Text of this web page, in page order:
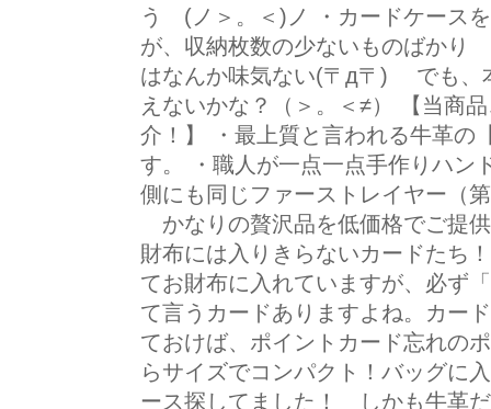
う (ノ＞。＜)ノ ・カードケース
が、収納枚数の少ないものばか
はなんか味気ない(〒д〒) でも、
えないかな？（＞。＜≠） 【当商
介！】 ・最上質と言われる牛革の
す。 ・職人が一点一点手作りハン
側にも同じファーストレイヤー（
かなりの贅沢品を低価格でご
財布には入りきらないカードたち
てお財布に入れていますが、必ず
て言うカードありますよね。カー
ておけば、ポイントカード忘れの
らサイズでコンパクト！バッグに
ース探してました！ しかも牛革